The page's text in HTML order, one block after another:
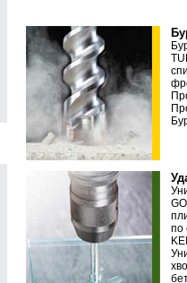
по